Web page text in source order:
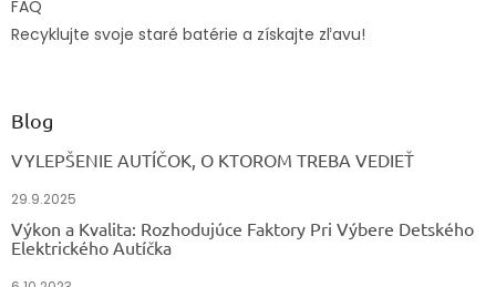
FAQ
Recyklujte svoje staré batérie a získajte zľavu!
Blog
VYLEPŠENIE AUTÍČOK, O KTOROM TREBA VEDIEŤ
29.9.2025
Výkon a Kvalita: Rozhodujúce Faktory Pri Výbere Detského
Elektrického Autíčka